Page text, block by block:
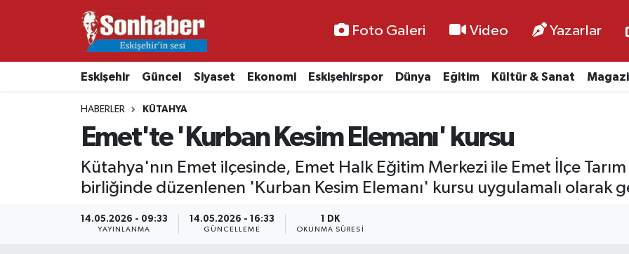
Foto Galeri Video Yazarlar
Eskişehir Güncel Siyaset Ekonomi Eskişehirspor Dünya Eğitim Kültür & Sanat
HABERLER KÜTAHYA
Emet'te 'Kurban Kesim Elemanı' kursu
Kütahya'nın Emet ilçesinde, Emet Halk Eğitim Merkezi ile Emet İlçe
birliğinde düzenlenen 'Kurban Kesim Elemanı' kursu uygulamalı olarak
14.05.2026 - 09:33
YAYINLANMA
14.05.2026 - 16:33
GÜNCELLEME
1 DK
OKUNMA SÜRESI
Ekonomi
Kültür & Sanat
Nöbetçi Eczaneler
Namaz Vakitleri
Trafik Durumu
Süper Lig Puan Durumu ve Fikstür
Tüm Manşetler